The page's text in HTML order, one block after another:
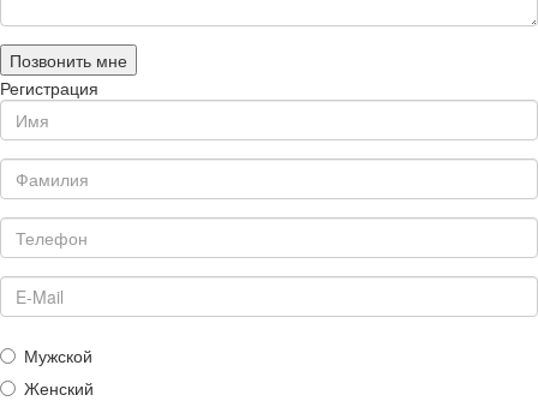
Позвонить мне
Регистрация
Мужской
Женский